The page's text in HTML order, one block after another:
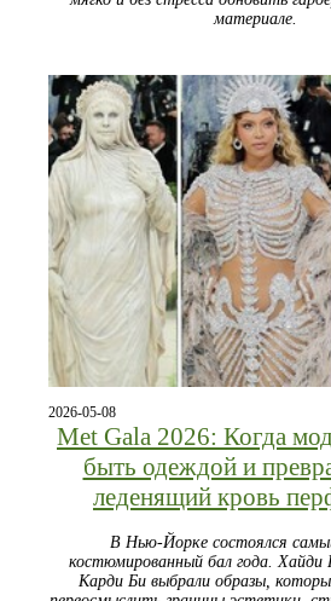
материале.
2026-05-08
Met Gala 2026: Когда
быть одеждой и
леденящий кровь
В Нью-Йорке состоялся
костюмированный бал года. Хайди
Карди Би выбрали образы,